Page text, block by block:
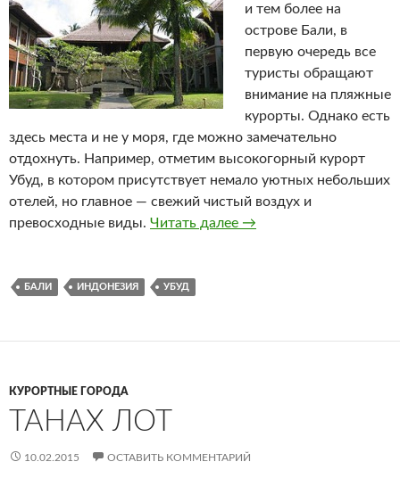
и тем более на
острове Бали, в
первую очередь все
туристы обращают
внимание на пляжные
курорты. Однако есть
здесь места и не у моря, где можно замечательно
отдохнуть. Например, отметим высокогорный курорт
Убуд, в котором присутствует немало уютных небольших
отелей, но главное — свежий чистый воздух и
превосходные виды. Читать далее Убуд
→
БАЛИ ИНДОНЕЗИЯ УБУД
КУРОРТНЫЕ ГОРОДА
ТАНАХ ЛОТ
10.02.2015 ОСТАВИТЬ КОММЕНТАРИЙ